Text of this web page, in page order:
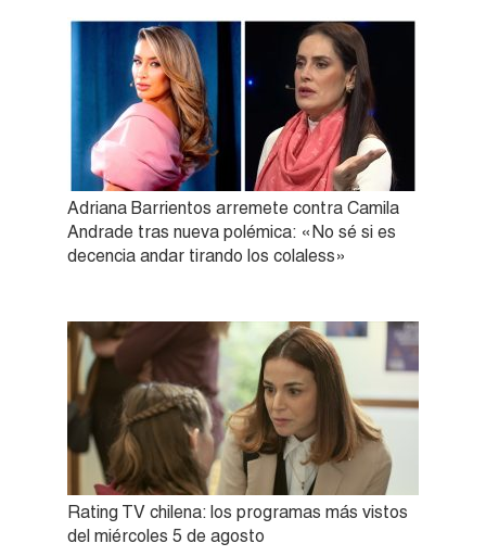
Adriana Barrientos arremete contra Camila
Andrade tras nueva polémica: «No sé si es
decencia andar tirando los colaless»
Rating TV chilena: los programas más vistos
del miércoles 5 de agosto